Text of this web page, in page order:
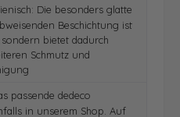
Die besonders glatte
Beschichtung ist
bietet dadurch
Schmutz und
passende dedeco
in unserem Shop. Auf